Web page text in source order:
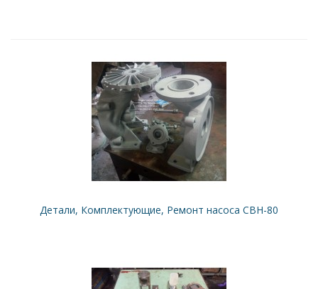
Детали, Комплектующие, Ремонт насоса СВН-80